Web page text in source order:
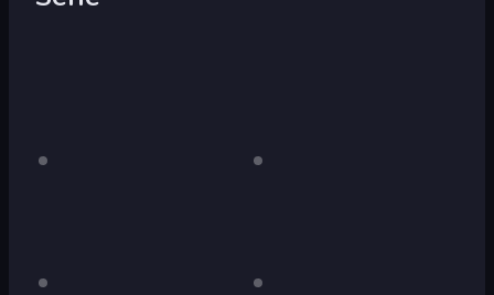
Doar
Doar